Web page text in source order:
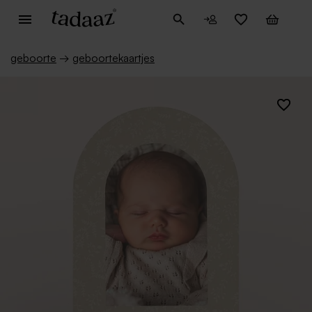
geboorte → geboortekaartjes